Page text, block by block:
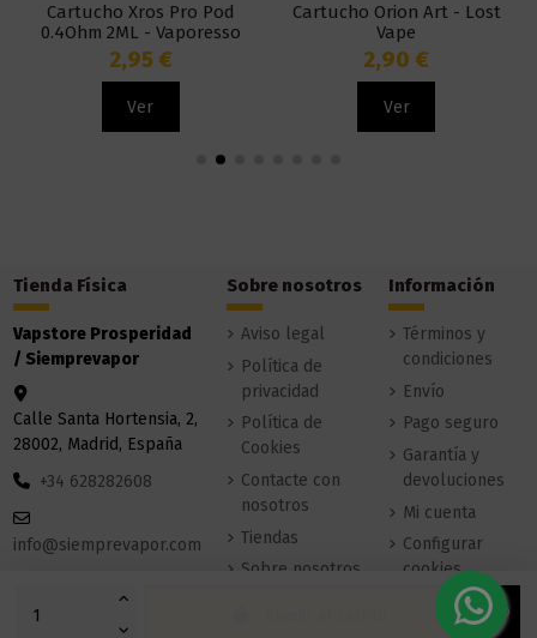
Cartucho Xros Pro Pod
0.4Ohm 2ML - Vaporesso
2,95 €
Ver
Cartucho Orion Art - Lost
Vape
2,90 €
Ver
Tienda Física
Vapstore Prosperidad
/ Siemprevapor
Calle Santa Hortensia, 2,
28002, Madrid, España
+34 628282608
info@siemprevapor.com
Sobre nosotros
Aviso legal
Política de
privacidad
Política de
Cookies
Contacte con
nosotros
Tiendas
Sobre nosotros
Información
Términos y
condiciones
Envío
Pago seguro
Garantía y
devoluciones
Mi cuenta
Configurar
cookies